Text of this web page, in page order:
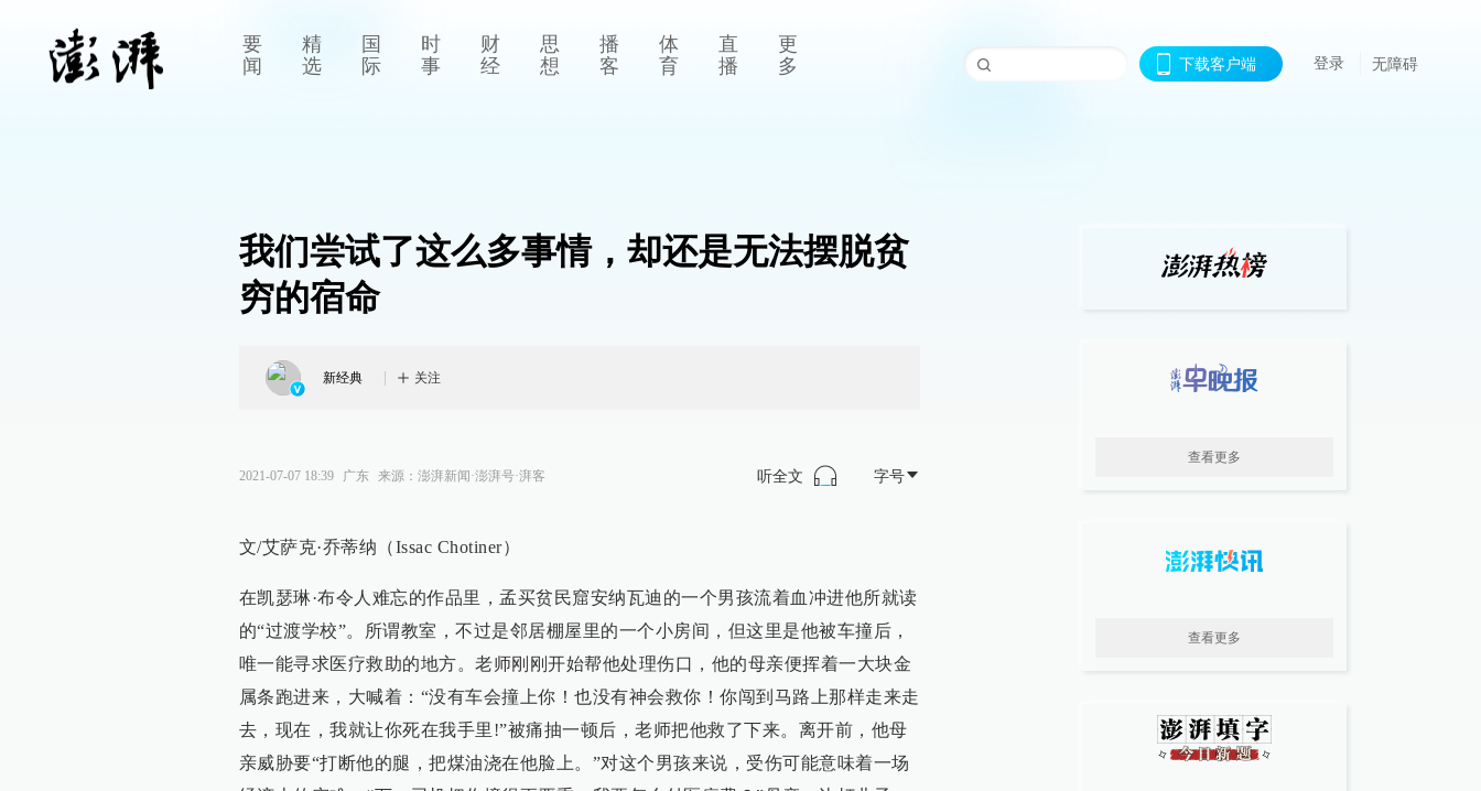
要
闻
精
选
国
际
时
事
财
经
思
想
播
客
体
育
直
播
更
多
下载客户端 登录 无障碍
我们尝试了这么多事情，却还是无法摆脱贫
穷的宿命
新经典 关注
2021-07-07 18:39 广东 来源： 澎湃新闻·澎湃号·湃客 听全文 字号
文/艾萨克·乔蒂纳（Issac Chotiner）
在凯瑟琳·布令人难忘的作品里，孟买贫民窟安纳瓦迪的一个男孩流着血冲进他所就读
的“过渡学校”。所谓教室，不过是邻居棚屋里的一个小房间，但这里是他被车撞后，
唯一能寻求医疗救助的地方。老师刚刚开始帮他处理伤口，他的母亲便挥着一大块金
属条跑进来，大喊着：“没有车会撞上你！也没有神会救你！你闯到马路上那样走来走
去，现在，我就让你死在我手里!”被痛抽一顿后，老师把他救了下来。离开前，他母
亲威胁要“打断他的腿，把煤油浇在他脸上。”对这个男孩来说，受伤可能意味着一场
查看更多
查看更多